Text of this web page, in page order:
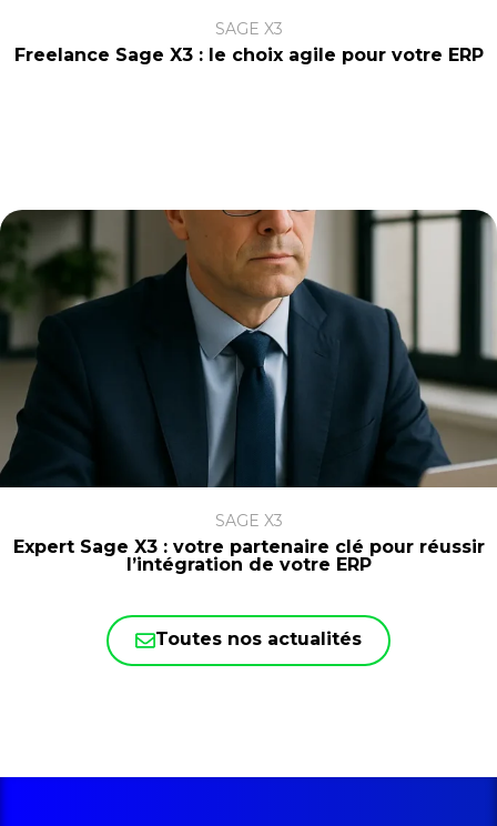
SAGE X3
Freelance Sage X3 : le choix agile pour votre ERP
SAGE X3
Expert Sage X3 : votre partenaire clé pour réussir
l’intégration de votre ERP
Toutes nos actualités